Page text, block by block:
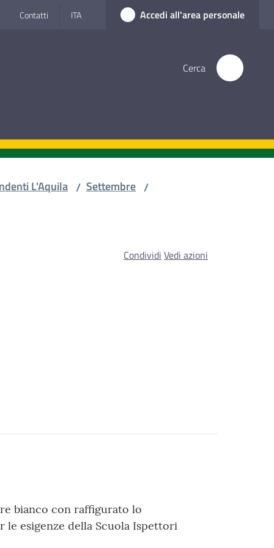
Contatti ITA Accedi all'area personale
Cerca
L'Aquila / Settembre /
Condividi Vedi azioni
bianco con raffigurato lo
esigenze della Scuola Ispettori